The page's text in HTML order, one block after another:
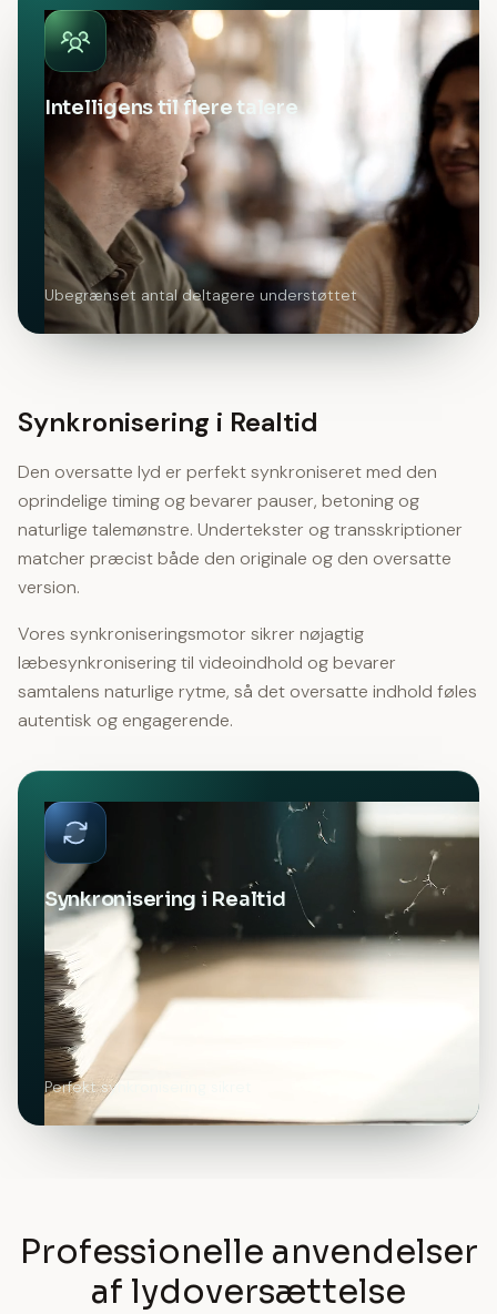
Intelligens til flere talere
Ubegrænset antal deltagere understøttet
Synkronisering i Realtid
Den oversatte lyd er perfekt synkroniseret med den
oprindelige timing og bevarer pauser, betoning og
naturlige talemønstre. Undertekster og transskriptioner
matcher præcist både den originale og den oversatte
version.
Vores synkroniseringsmotor sikrer nøjagtig
læbesynkronisering til videoindhold og bevarer
samtalens naturlige rytme, så det oversatte indhold føles
autentisk og engagerende.
Synkronisering i Realtid
Perfekt synkronisering sikret
Professionelle anvendelser
af lydoversættelse